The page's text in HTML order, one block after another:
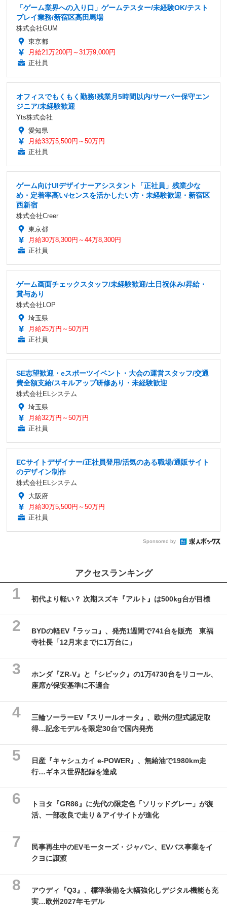
「ゲーム業界への入り口」ゲームテスター/未経験OK/テスト
プレイ業務/新宿区高田馬場
株式会社GUM
東京都
月給21万200円～31万9,000円
正社員
オフィスでもくもく勤務!残業月5時間以内/サーバー保守エン
ジニア/未経験歓迎
Yts株式会社
愛知県
月給33万5,500円～50万円
正社員
ゲーム向けUIデザイナーアシスタント「正社員」残業少な
め・定着率高い/センスを活かしたい方・未経験歓迎・新宿区
西新宿
株式会社Creer
東京都
月給30万8,300円～44万8,300円
正社員
ゲーム画面チェックスタッフ/未経験歓迎/土日祝休み/昇給・
賞与あり
株式会社LOP
埼玉県
月給25万円～50万円
正社員
SE志望歓迎・eスポーツイベント・大会の運営スタッフ/交通
費全額支給/スキルアップ研修あり・未経験歓迎
株式会社ELシステム
埼玉県
月給32万円～50万円
正社員
ECサイトデザイナー/正社員登用/活気のある職場/通販サイト
のデザイン制作
株式会社ELシステム
大阪府
月給30万5,500円～50万円
正社員
Sponsored by
アクセスランキング
初代より軽い？ 次期スズキ『アルト』は500kg台が目標
BYDの軽EV『ラッコ』、発売1週間で741台を販売 東福
寺社長「12月末までに1万台に」
ホンダ『ZR-V』と『シビック』の1万4730台をリコール、
座席が保安基準に不適合
三輪ソーラーEV『スリールオータ』、欧州の型式認定取
得…記念モデルを限定30台で国内発売
日産『キャシュカイ e-POWER』、無給油で1980km走
行…ギネス世界記録を達成
トヨタ『GR86』に先代の限定色「ソリッドグレー」が復
活、一部改良で走り＆アイサイトが進化
民事再生中のEVモーターズ・ジャパン、EVバス事業をイ
クヨに譲渡
アウディ『Q3』、標準装備を大幅強化しデジタル機能も充
実…欧州2027年モデル